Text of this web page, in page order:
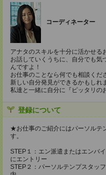
コーディネーター
アナタのスキルを十分に活かせる
お話していくうちに、自分でも気
んですよ！
お仕事のことなら何でも相談くだ
新しい自分発見ができるかもしれ
私達と一緒に自分に『ピッタリの
登録について
★お仕事のご紹介にはパーソルテ
す。
STEP１：エン派遣またはエンバ
にエントリー
STEP２：パーソルテンプスタッ